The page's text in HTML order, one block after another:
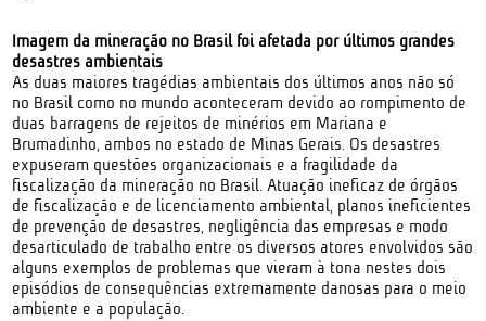
Imagem da mineração no Brasil foi afetada por últimos grandes
desastres ambientais
As duas maiores tragédias ambientais dos últimos anos não só
no Brasil como no mundo aconteceram devido ao rompimento de
duas barragens de rejeitos de minérios em Mariana e
Brumadinho, ambos no estado de Minas Gerais. Os desastres
expuseram questões organizacionais e a fragilidade da
fiscalização da mineração no Brasil. Atuação ineficaz de órgãos
de fiscalização e de licenciamento ambiental, planos ineficientes
de prevenção de desastres, negligência das empresas e modo
desarticulado de trabalho entre os diversos atores envolvidos são
alguns exemplos de problemas que vieram à tona nestes dois
episódios de consequências extremamente danosas para o meio
ambiente e a população.